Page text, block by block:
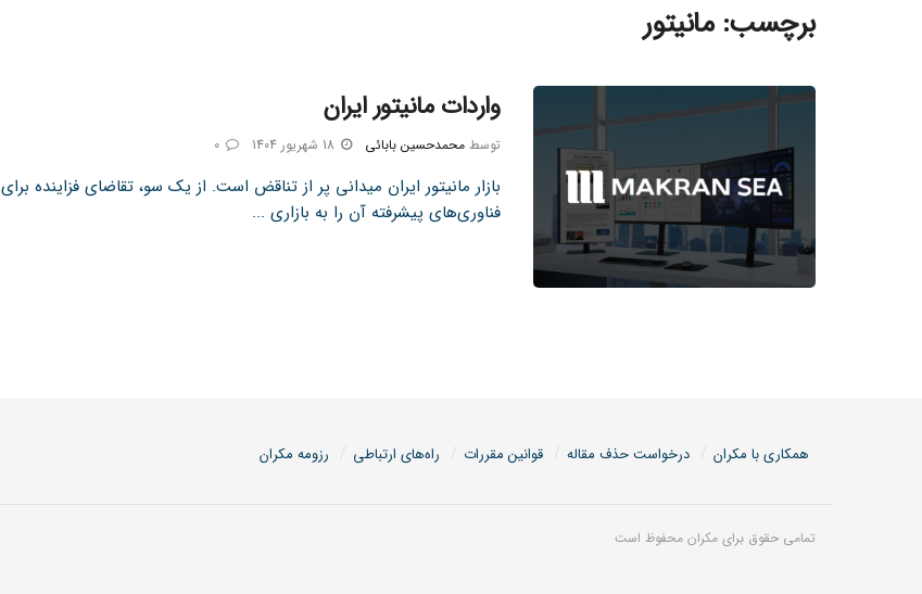
برچسب:مانیتور
واردات مانیتور ایران
توسط محمدحسین بابائی 18 شهریور 1404 0
بازار مانیتور ایران میدانی پر از تناقض است. از یک سو، تقاضای فزاینده برای
فناوری‌های پیشرفته آن را به بازاری ...
همکاری با مکران درخواست حذف مقاله قوانین مقررات راه‌های ارتباطی رزومه مکران
تمامی حقوق برای مکران محفوظ است